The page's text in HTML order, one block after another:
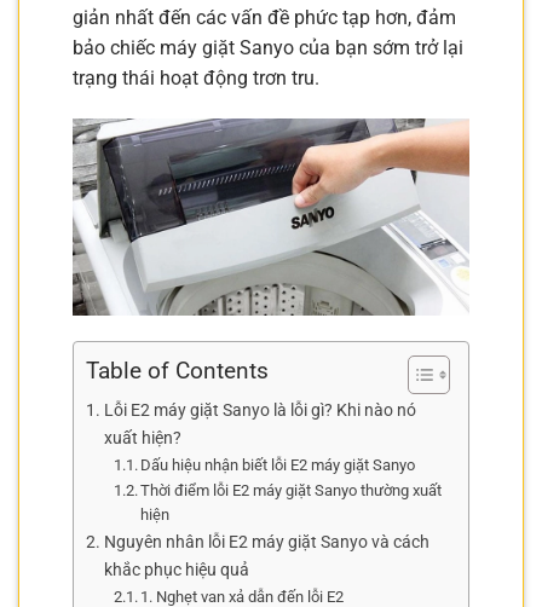
giản nhất đến các vấn đề phức tạp hơn, đảm
bảo chiếc máy giặt Sanyo của bạn sớm trở lại
trạng thái hoạt động trơn tru.
Table of Contents
Lỗi E2 máy giặt Sanyo là lỗi gì? Khi nào nó
xuất hiện?
Dấu hiệu nhận biết lỗi E2 máy giặt Sanyo
Thời điểm lỗi E2 máy giặt Sanyo thường xuất
hiện
Nguyên nhân lỗi E2 máy giặt Sanyo và cách
khắc phục hiệu quả
1. Nghẹt van xả dẫn đến lỗi E2